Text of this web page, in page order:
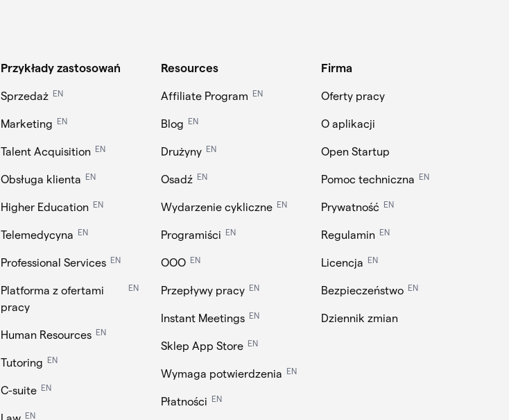
Przykłady zastosowań
Sprzedaż EN
Marketing EN
Talent Acquisition EN
Obsługa klienta EN
Higher Education EN
Telemedycyna EN
Professional Services EN
Platforma z ofertami
pracy
EN
Human Resources EN
Tutoring EN
C-suite EN
EN
Resources
Affiliate Program EN
Blog EN
Drużyny EN
Osadź EN
Wydarzenie cykliczne EN
Programiści EN
OOO EN
Przepływy pracy EN
Instant Meetings EN
Sklep App Store EN
Wymaga potwierdzenia EN
Płatności EN
Firma
Oferty pracy
O aplikacji
Open Startup
Pomoc techniczna EN
Prywatność EN
Regulamin EN
Licencja EN
Bezpieczeństwo EN
Dziennik zmian